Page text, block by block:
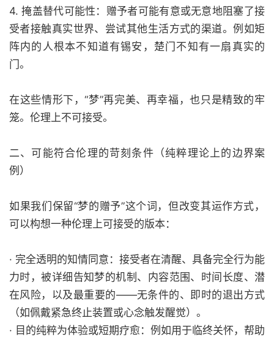
4. 掩盖替代可能性：赠予者可能有意或无意地阻塞了接
受者接触真实世界、尝试其他生活方式的渠道。例如矩
阵内的人根本不知道有锡安，楚门不知有一扇真实的
门。
在这些情形下，“梦”再完美、再幸福，也只是精致的牢
笼。伦理上不可接受。
二、可能符合伦理的苛刻条件（纯粹理论上的边界案
例）
如果我们保留“梦的赠予”这个词，但改变其运作方式，
可以构想一种伦理上可接受的版本：
· 完全透明的知情同意：接受者在清醒、具备完全行为能
力时，被详细告知梦的机制、内容范围、时间长度、潜
在风险，以及最重要的——无条件的、即时的退出方式
（如佩戴紧急终止装置或心念触发醒觉）。
· 目的纯粹为体验或短期疗愈：例如用于临终关怀，帮助